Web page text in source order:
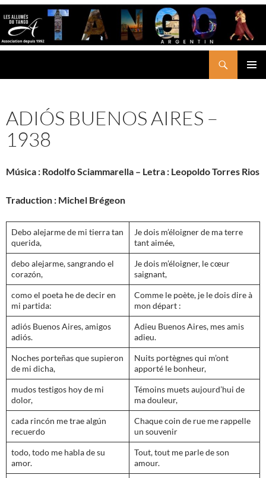
Aller
au
contenu
ADIÓS BUENOS AIRES –
1938
Música : Rodolfo Sciammarella – Letra : Leopoldo Torres Rios
Traduction : Michel Brégeon
Debo alejarme de mi tierra tan
querida,
Je dois m’éloigner de ma terre
tant aimée,
debo alejarme, sangrando el
corazón,
Je dois m’éloigner, le cœur
saignant,
como el poeta he de decir en
mi partida:
Comme le poète, je le dois dire à
mon départ :
adiós Buenos Aires, amigos
adiós.
Adieu Buenos Aires, mes amis
adieu.
Noches porteñas que supieron
de mi dicha,
Nuits portègnes qui m’ont
apporté le bonheur,
mudos testigos hoy de mi
dolor,
Témoins muets aujourd’hui de
ma douleur,
cada rincón me trae algún
recuerdo
Chaque coin de rue me rappelle
un souvenir
todo, todo me habla de su
amor.
Tout, tout me parle de son
amour.